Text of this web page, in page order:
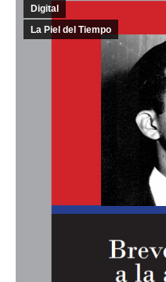
Digital
La Piel del Tiempo